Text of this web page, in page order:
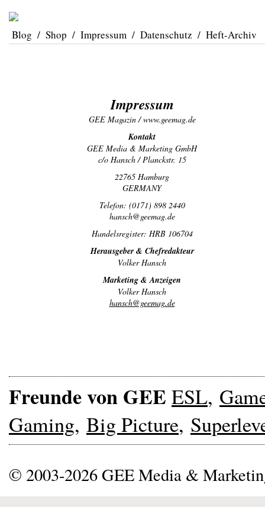
Blog / Shop / Impressum / Datenschutz / Heft-Archiv
Impressum
GEE Magazin / www.geemag.de
Kontakt
GEE Media & Marketing GmbH
c/o Hansch / Planckstr. 15
22765 Hamburg
GERMANY
Telefon: (0171) 898 2440
hansch@geemag.de
Handelsregister: HRB 106704
Herausgeber & Chefredakteur
Volker Hansch
Marketing & Anzeigen
Volker Hansch
hansch@geemag.de
Freunde von GEE ESL,
Gaming, Big Picture,
© 2003-2026 GEE Media &